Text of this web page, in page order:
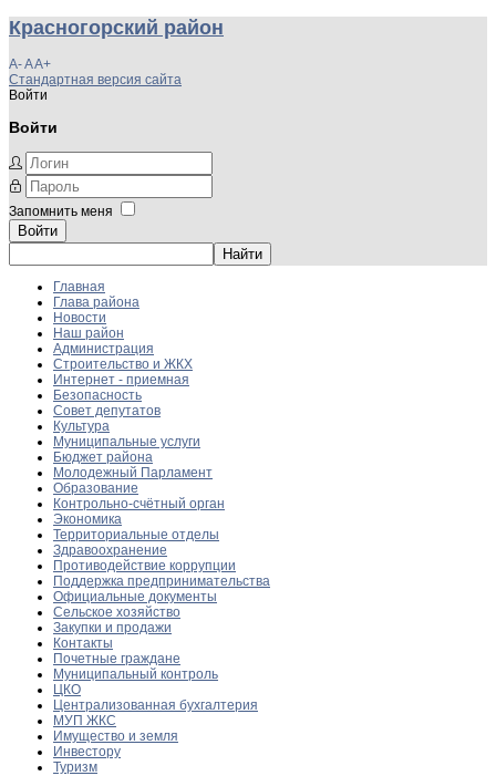
Красногорский район
A-AA+
Стандартная версия сайта
Войти
Войти
Запомнить меня
Войти
Главная
Глава района
Новости
Наш район
Администрация
Строительство и ЖКХ
Интернет - приемная
Безопасность
Совет депутатов
Культура
Муниципальные услуги
Бюджет района
Молодежный Парламент
Образование
Контрольно-счётный орган
Экономика
Территориальные отделы
Здравоохранение
Противодействие коррупции
Поддержка предпринимательства
Официальные документы
Сельское хозяйство
Закупки и продажи
Контакты
Почетные граждане
Муниципальный контроль
ЦКО
Централизованная бухгалтерия
МУП ЖКС
Имущество и земля
Инвестору
Туризм